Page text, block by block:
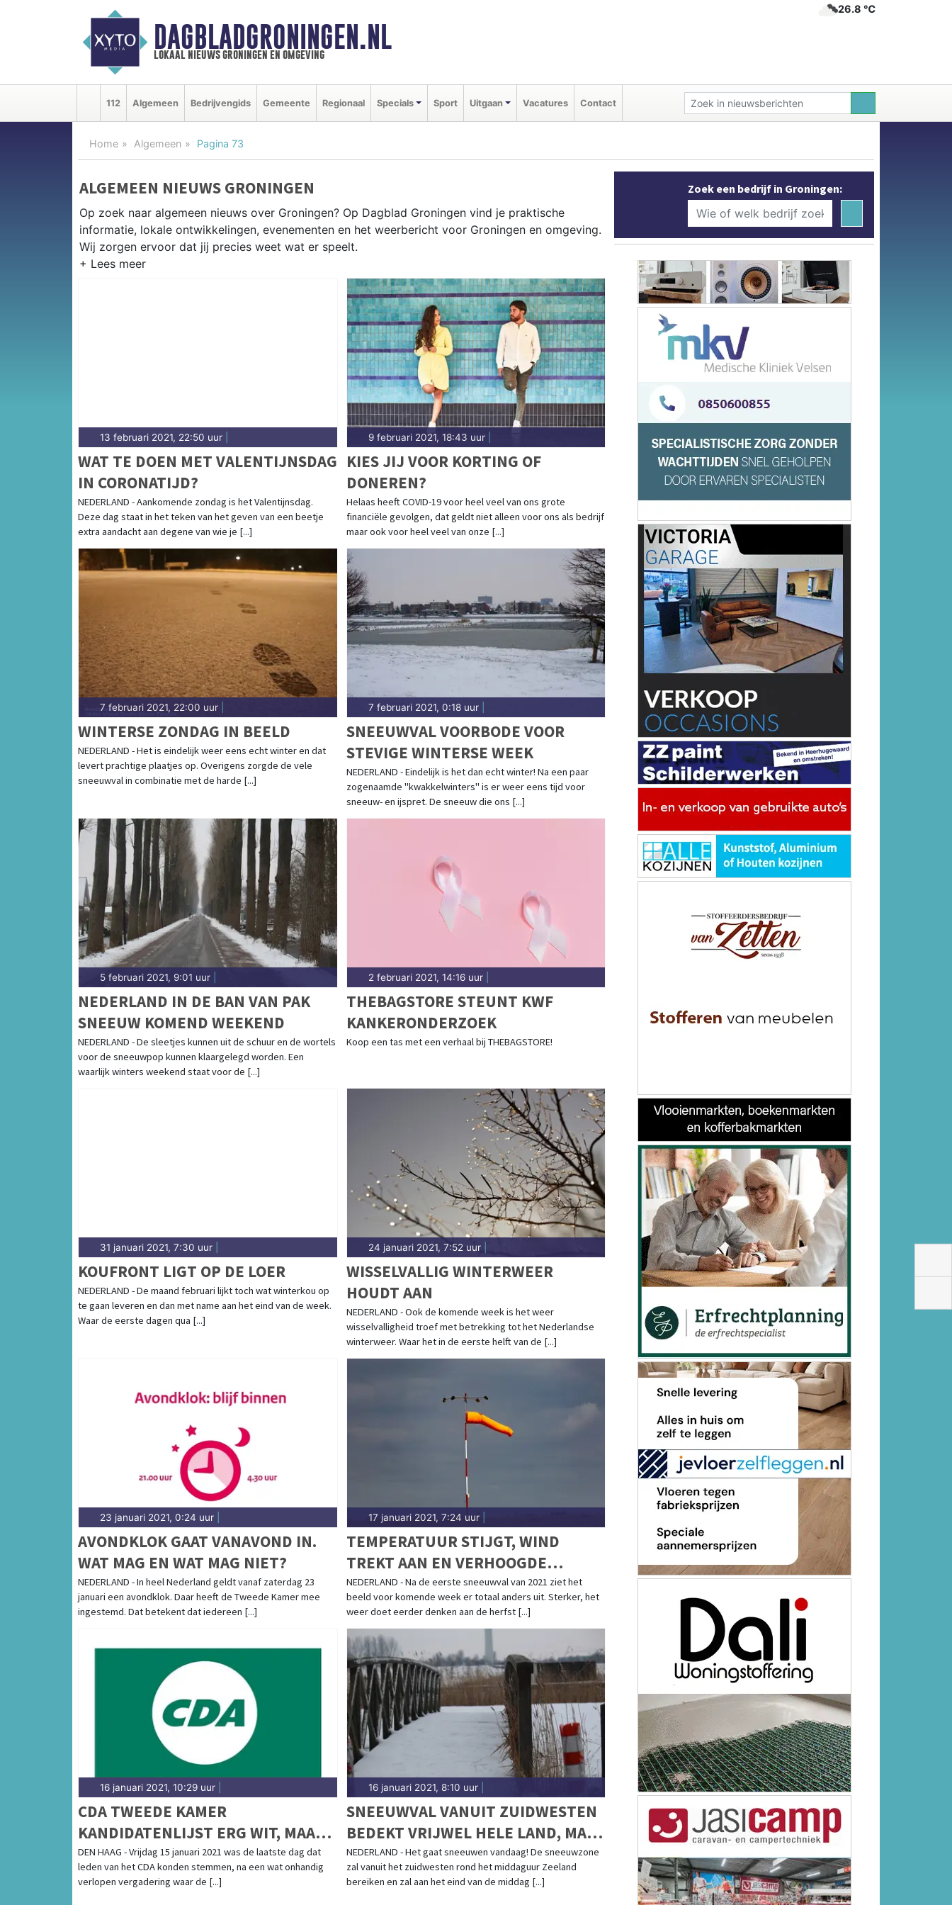
DAGBLADGRONINGEN.NL
lokaal nieuws groningen en omgeving
26.8 ℃
112 Algemeen Bedrijvengids Gemeente Regionaal Specials Sport Uitgaan Vacatures Contact
Home Algemeen Pagina 73
ALGEMEEN NIEUWS GRONINGEN
Op zoek naar algemeen nieuws over Groningen? Op Dagblad Groningen vind je praktische
informatie, lokale ontwikkelingen, evenementen en het weerbericht voor Groningen en omgeving.
Wij zorgen ervoor dat jij precies weet wat er speelt.
PRAKTISCHE INFORMATIE GRONINGEN
Van werkzaamheden op de Oosterhamrikzone tot evenementen als Noorderzon en de Groningse
Kermis, plus weersberichten voor Noord-Nederland.
13 februari 2021, 22:50 uur
WAT TE DOEN MET VALENTIJNSDAG
IN CORONATIJD?
NEDERLAND - Aankomende zondag is het Valentijnsdag.
Deze dag staat in het teken van het geven van een beetje
extra aandacht aan degene van wie je [...]
9 februari 2021, 18:43 uur|
KIES JIJ VOOR KORTING OF
DONEREN?
Helaas heeft COVID-19 voor heel veel van ons grote
financiële gevolgen, dat geldt niet alleen voor ons als bedrijf
maar ook voor heel veel van onze [...]
7 februari 2021, 22:00 uur
WINTERSE ZONDAG IN BEELD
NEDERLAND - Het is eindelijk weer eens echt winter en dat
levert prachtige plaatjes op. Overigens zorgde de vele
sneeuwval in combinatie met de harde [...]
7 februari 2021, 0:18 uur|
SNEEUWVAL VOORBODE VOOR
STEVIGE WINTERSE WEEK
NEDERLAND - Eindelijk is het dan echt winter! Na een paar
zogenaamde "kwakkelwinters" is er weer eens tijd voor
sneeuw- en ijspret. De sneeuw die ons [...]
5 februari 2021, 9:01 uur
NEDERLAND IN DE BAN VAN PAK
SNEEUW KOMEND WEEKEND
NEDERLAND - De sleetjes kunnen uit de schuur en de wortels
voor de sneeuwpop kunnen klaargelegd worden. Een
waarlijk winters weekend staat voor de [...]
2 februari 2021, 14:16 uur|
THEBAGSTORE STEUNT KWF
KANKERONDERZOEK
Koop een tas met een verhaal bij THEBAGSTORE!
31 januari 2021, 7:30 uur
KOUFRONT LIGT OP DE LOER
NEDERLAND - De maand februari lijkt toch wat winterkou op
te gaan leveren en dan met name aan het eind van de week.
Waar de eerste dagen qua [...]
24 januari 2021, 7:52 uur|
WISSELVALLIG WINTERWEER
HOUDT AAN
NEDERLAND - Ook de komende week is het weer
wisselvalligheid troef met betrekking tot het Nederlandse
winterweer. Waar het in de eerste helft van de [...]
23 januari 2021, 0:24 uur
AVONDKLOK GAAT VANAVOND IN.
WAT MAG EN WAT MAG NIET?
NEDERLAND - In heel Nederland geldt vanaf zaterdag 23
januari een avondklok. Daar heeft de Tweede Kamer mee
ingestemd. Dat betekent dat iedereen [...]
17 januari 2021, 7:24 uur|
TEMPERATUUR STIJGT, WIND
TREKT AAN EN VERHOOGDE
REGENKANS
NEDERLAND - Na de eerste sneeuwval van 2021 ziet het
beeld voor komende week er totaal anders uit. Sterker, het
weer doet eerder denken aan de herfst [...]
16 januari 2021, 10:29 uur
CDA TWEEDE KAMER
KANDIDATENLIJST ERG WIT, MAAR
BIJZONDER
DEN HAAG - Vrijdag 15 januari 2021 was de laatste dag dat
leden van het CDA konden stemmen, na een wat onhandig
verlopen vergadering waar de [...]
16 januari 2021, 8:10 uur|
SNEEUWVAL VANUIT ZUIDWESTEN
BEDEKT VRIJWEL HELE LAND, MAAR
IS VAN KORTE DUUR
NEDERLAND - Het gaat sneeuwen vandaag! De sneeuwzone
zal vanuit het zuidwesten rond het middaguur Zeeland
bereiken en zal aan het eind van de middag [...]
Zoek een bedrijf in Groningen: